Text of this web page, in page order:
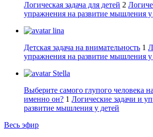
Логическая задача для детей 2
упражнения на развитие мышления у
lina
Детская задача на внимательность 1
упражнения на развитие мышления у
Stella
Выберите самого глупого человека
именно он? 1 Логические задачи и
развитие мышления у детей
Весь эфир